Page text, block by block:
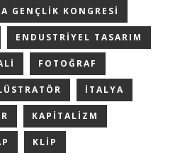
GENÇLIK KONGRESI
ENDUSTRIYEL TASARIM
FOTOĞRAF
ITALYA
KAPITALIZM
KLIP